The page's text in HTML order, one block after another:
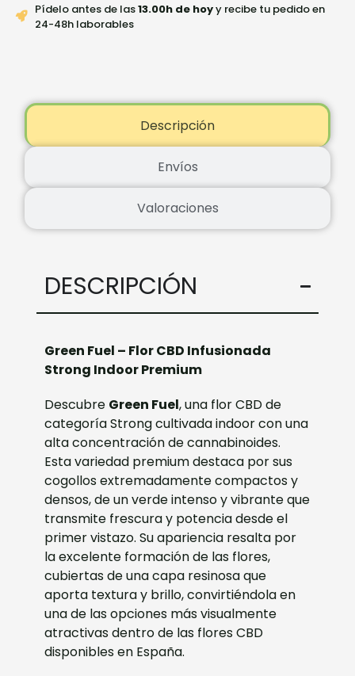
Pídelo antes de las13.00h de hoyy recibe tu pedido en
24-48h laborables
Descripción
Envíos
Valoraciones
DESCRIPCIÓN
Green Fuel – Flor CBD Infusionada
Strong Indoor Premium
Descubre Green Fuel, una flor CBD de
categoría Strong cultivada indoor con una
alta concentración de cannabinoides.
Esta variedad premium destaca por sus
cogollos extremadamente compactos y
densos, de un verde intenso y vibrante que
transmite frescura y potencia desde el
primer vistazo. Su apariencia resalta por
la excelente formación de las flores,
cubiertas de una capa resinosa que
aporta textura y brillo, convirtiéndola en
una de las opciones más visualmente
atractivas dentro de las flores CBD
disponibles en España.